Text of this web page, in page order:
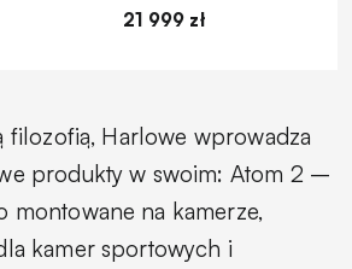
21 999 zł
filozofią, Harlowe wprowadza
produkty w swoim: Atom 2 –
montowane na kamerze,
kamer sportowych i